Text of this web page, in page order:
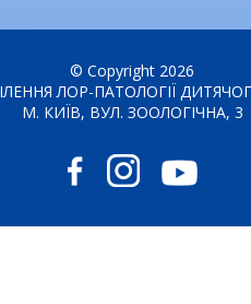
© Copyright 2026
ЛОР-ПАТОЛОГІЇ
М. КИЇВ, ВУЛ. ЗООЛОГІЧНА, 3